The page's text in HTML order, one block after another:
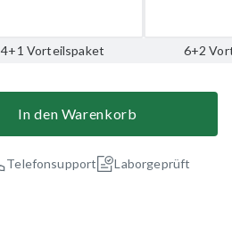
4+1 Vorteilspaket 6+2
In den Warenkorb
Telefonsupport Laborgeprüft